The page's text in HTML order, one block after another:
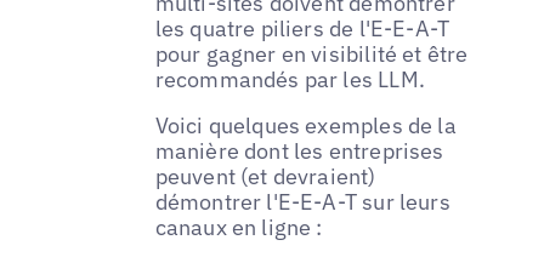
les quatre piliers de l'E-E-A-T
pour gagner en visibilité et être
recommandés par les LLM.
Voici quelques exemples de la
manière dont les entreprises
peuvent (et devraient)
démontrer l'E-E-A-T sur leurs
canaux en ligne :